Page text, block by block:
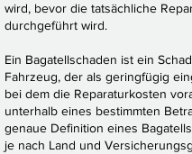
wird, bevor die tatsächliche
durchgeführt wird.
Ein Bagatellschaden ist ein
Fahrzeug, der als geringfügig
bei dem die Reparaturkosten
unterhalb eines bestimmten
genaue Definition eines
je nach Land und